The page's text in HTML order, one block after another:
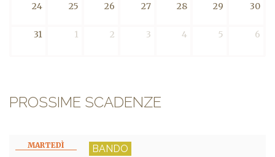
24 25 26 27 28 29 30
31 1 2 3 4 5 6
PROSSIME SCADENZE
MARTEDÌ BANDO